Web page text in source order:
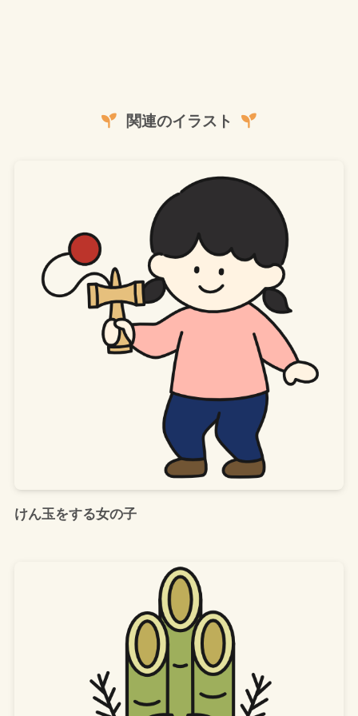
関連のイラスト
けん玉をする女の子